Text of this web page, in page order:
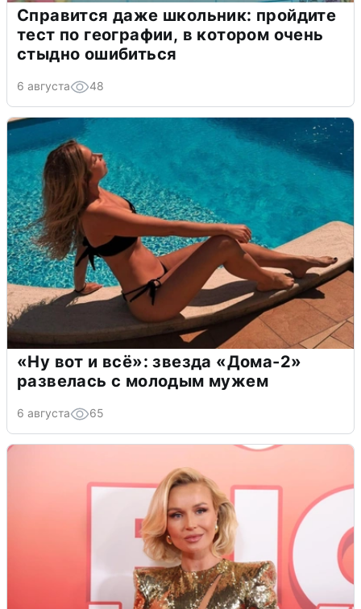
Справится даже школьник: пройдите
тест по географии, в котором очень
стыдно ошибиться
6 августа 48
«Ну вот и всё»: звезда «Дома-2»
развелась с молодым мужем
6 августа 65